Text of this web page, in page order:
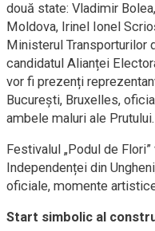
două state: Vladimir
Moldova, Irinel Ionel
Ministerul Transporturilor
candidatul Alianței
vor fi prezenți
București, Bruxelles,
ambele maluri ale Prutului.
Festivalul „Podul de
Independenței din
oficiale, momente
Start simbolic al